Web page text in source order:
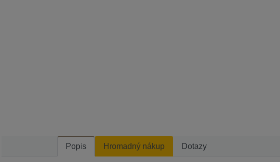
Popis Hromadný nákup Dotazy